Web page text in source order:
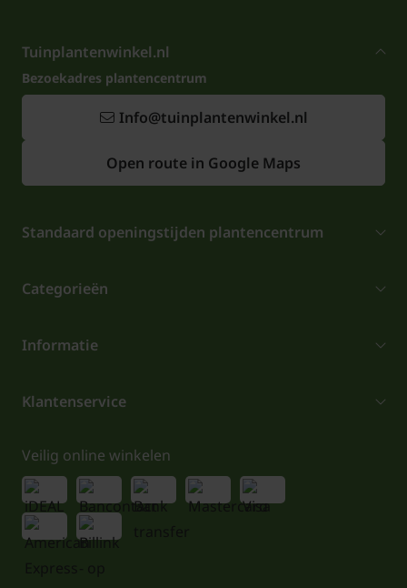
Tuinplantenwinkel.nl
Bezoekadres plantencentrum
Info@tuinplantenwinkel.nl
Open route in Google Maps
Standaard openingstijden plantencentrum
Categorieën
Informatie
Klantenservice
Veilig online winkelen